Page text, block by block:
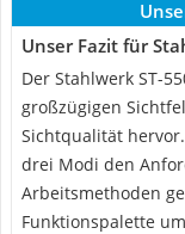
Unser Fazit für
Der Stahlwerk ST-
großzügigen
Sichtqualität
drei Modi den
Arbeitsmethoden
Funktionspalette